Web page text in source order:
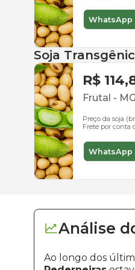
WhatsApp
Soja
R$
Frutal - MG
Preço da soja
Frete por conta
WhatsApp
Análise
Ao longo dos